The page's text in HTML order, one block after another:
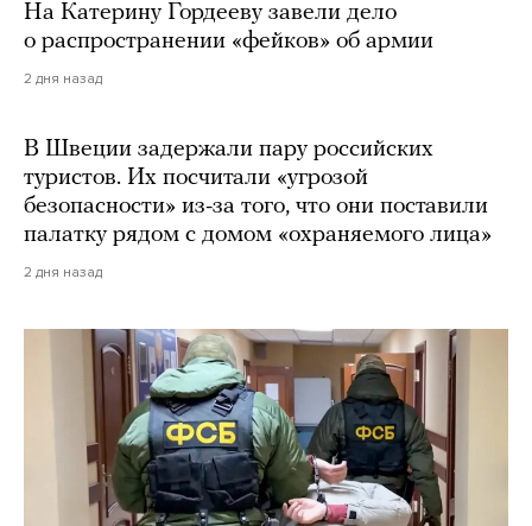
На Катерину Гордееву завели дело
о распространении «фейков» об армии
2 дня назад
В Швеции задержали пару российских
туристов. Их посчитали «угрозой
безопасности» из-за того, что они поставили
палатку рядом с домом «охраняемого лица»
2 дня назад